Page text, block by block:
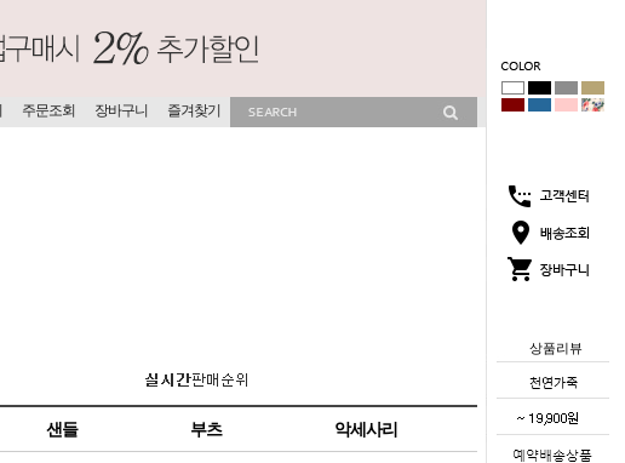
상품리뷰
주문조회 장바구니 즐겨찾기
샌들 부츠 악세사리